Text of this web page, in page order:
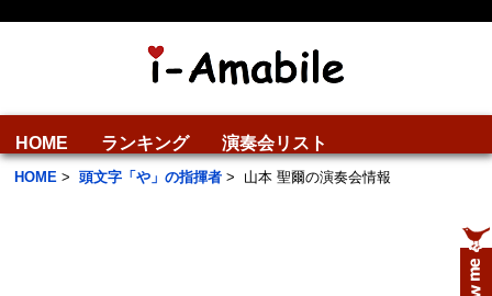
HOME ランキング 演奏会リスト
HOME > 頭文字「や」の指揮者 > 山本 聖爾の演奏会情報